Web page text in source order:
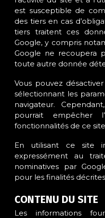
est susceptible de
des tiers en cas
tiers traitent ces
Google, y compris
Google ne recoupera
toute autre donnée
Vous pouvez
sélectionnant les
navigateur.
pourrait empêcher
fonctionnalités de ce
En utilisant ce site
expressément au
nominatives par
pour les finalités
CONTENU DU SITE
Les informations